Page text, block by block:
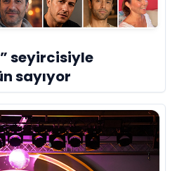
seyircisiyle
sayıyor